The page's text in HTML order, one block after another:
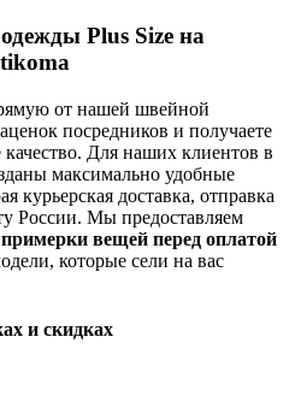
Plus Size на
от нашей швейной
посредников и получаете
Для наших клиентов в
максимально удобные
курьерская доставка, отправка
России. Мы предоставляем
вещей перед оплатой
которые сели на вас
и скидках